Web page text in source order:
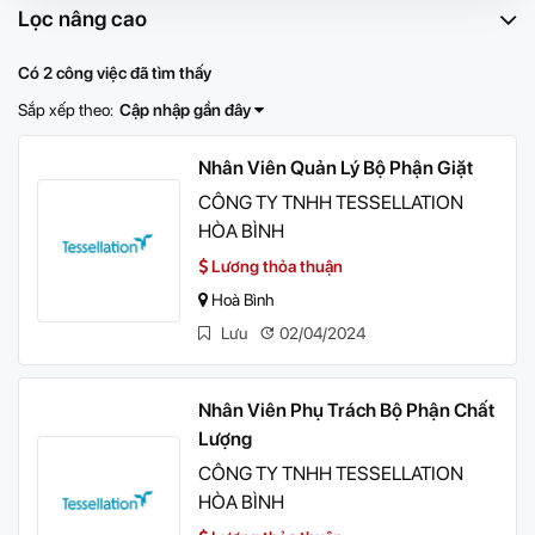
Lọc nâng cao
Có 2 công việc đã tìm thấy
Sắp xếp theo: Cập nhập gần đây
Nhân Viên Quản Lý Bộ Phận Giặt
CÔNG TY TNHH TESSELLATION
HÒA BÌNH
Lương thỏa thuận
Hoà Bình
Lưu
02/04/2024
Nhân Viên Phụ Trách Bộ Phận Chất
Lượng
CÔNG TY TNHH TESSELLATION
HÒA BÌNH